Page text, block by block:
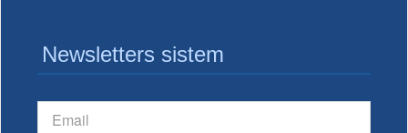
Newsletters sistem